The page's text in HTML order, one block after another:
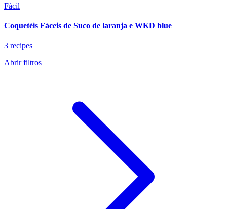
Fácil
Coquetéis Fáceis de Suco de laranja e WKD blue
3 recipes
Abrir filtros